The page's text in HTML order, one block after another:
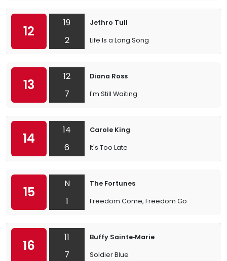
12
19
2
Jethro Tull
Life Is a Long Song
13
12
7
Diana Ross
I'm Still Waiting
14
14
6
Carole King
It's Too Late
15
N
1
The Fortunes
Freedom Come, Freedom Go
16
11
7
Buffy Sainte‐Marie
Soldier Blue